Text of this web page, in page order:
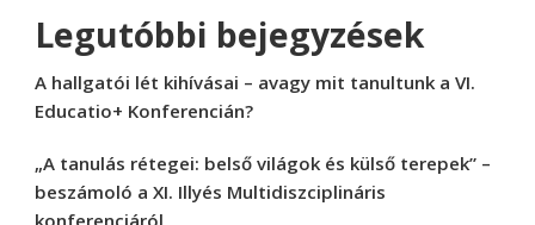
Legutóbbi bejegyzések
A hallgatói lét kihívásai – avagy mit tanultunk a VI.
Educatio+ Konferencián?
„A tanulás rétegei: belső világok és külső terepek” –
beszámoló a XI. Illyés Multidiszciplináris
konferenciáról